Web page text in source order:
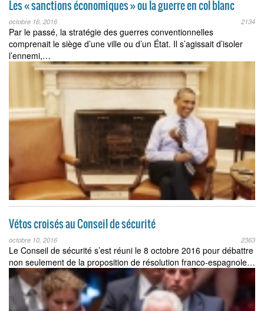
Les « sanctions économiques » ou la guerre en col blanc
octobre 16, 2016 2134
Par le passé, la stratégie des guerres conventionnelles
comprenait le siège d’une ville ou d’un État. Il s’agissait d’isoler
l’ennemi,…
Vétos croisés au Conseil de sécurité
octobre 10, 2016 2363
Le Conseil de sécurité s’est réuni le 8 octobre 2016 pour débattre
non seulement de la proposition de résolution franco-espagnole…